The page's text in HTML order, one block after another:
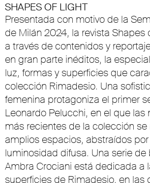
SHAPES OF LIGHT
Presentada con motivo de la
de Milán 2024, la revista Shapes
a través de contenidos y
en gran parte inéditos, la
luz, formas y superficies que
colección Rimadesio. Una
femenina protagoniza el primer
Leonardo Pelucchi, en el que las
más recientes de la colección se
amplios espacios, abstraídos
luminosidad difusa. Una serie
Ambra Crociani está dedicada a
superficies de Rimadesio, en las